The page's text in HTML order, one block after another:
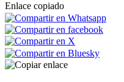
Enlace copiado